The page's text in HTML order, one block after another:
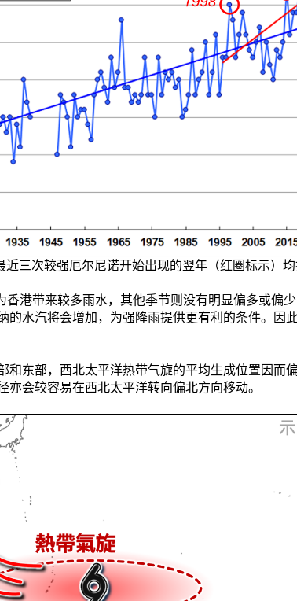
近三次较强厄尔尼诺开始出现的翌年（红圈标示）
港带来较多雨水，其他季节则没有明显偏多或偏
水汽将会增加，为强降雨提供更有利的条件。因
东部，西北太平洋热带气旋的平均生成位置因而
会较容易在西北太平洋转向偏北方向移动。